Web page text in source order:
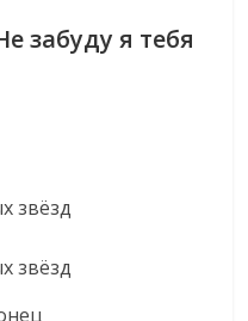
забуду я тебя
звёзд
звёзд